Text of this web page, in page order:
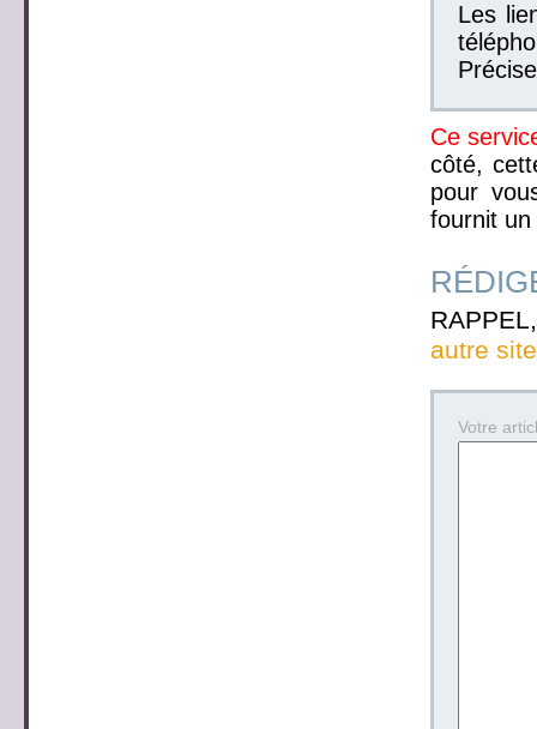
Les
Ce
côté,
pour
fournit
autre
Votre